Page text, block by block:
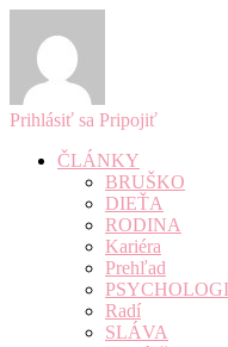
Prihlásiť sa Pripojiť
ČLÁNKY
BRUŠKO
DIEŤA
RODINA
Kariéra
Prehľad
Radí
SLÁVA